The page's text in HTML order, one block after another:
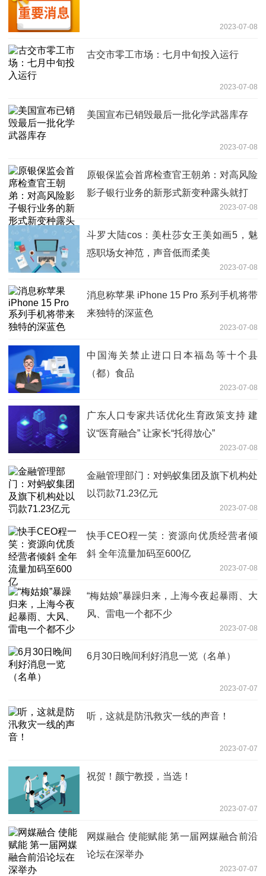
2023-07-08
古交市零工市场：七月中旬投入运行
2023-07-08
美国宣布已销毁最后一批化学武器库存
2023-07-08
原银保监会首席检查官王朝弟：对高风险
影子银行业务的新形式新变种露头就打
2023-07-08
斗罗大陆cos：美杜莎女王美如画5，魅
惑职场女神范，声音低而柔美
2023-07-08
消息称苹果 iPhone 15 Pro 系列手机将带
来独特的深蓝色
2023-07-08
中国海关禁止进口日本福岛等十个县
（都）食品
2023-07-08
广东人口专家共话优化生育政策支持 建
议“医育融合” 让家长“托得放心”
2023-07-08
金融管理部门：对蚂蚁集团及旗下机构处
以罚款71.23亿元
2023-07-08
快手CEO程一笑：资源向优质经营者倾
斜 全年流量加码至600亿
2023-07-08
“梅姑娘”暴躁归来，上海今夜起暴雨、大
风、雷电一个都不少
2023-07-08
6月30日晚间利好消息一览（名单）
2023-07-07
听，这就是防汛救灾一线的声音！
2023-07-07
祝贺！颜宁教授，当选！
2023-07-07
网媒融合 使能赋能 第一届网媒融合前沿
论坛在深举办
2023-07-07